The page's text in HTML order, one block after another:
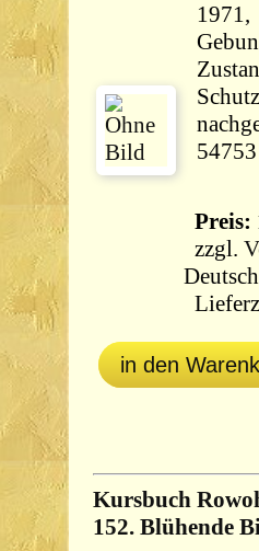
54753
Preis:
zzgl.
in den
Kursbuch
152. Blühende